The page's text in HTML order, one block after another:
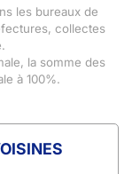
les bureaux de
collectes
la somme des
à 100%.